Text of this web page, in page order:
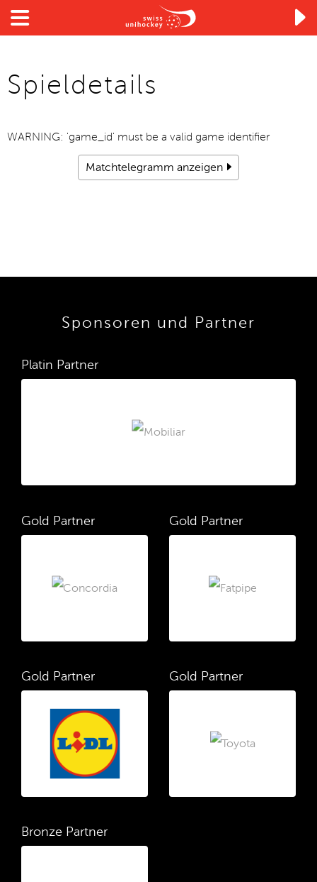

Spieldetails
WARNING: 'game_id' must be a valid game identifier
Matchtelegramm anzeigen
Sponsoren und Partner
Platin Partner
Gold Partner Gold Partner
Gold Partner Gold Partner
Bronze Partner